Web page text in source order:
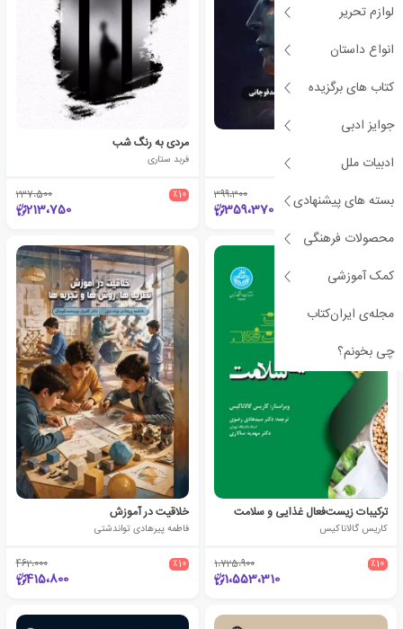
لوازم تحریر
انواع داستان
کتاب های برگزیده
جوایز ادبی
ادبیات ملل
بسته های پیشنهادی
محصولات فرهنگی
کمک آموزشی
مجله‌ی ایران‌کتاب
چی بخونم؟
سمیه ویسی (1362)
٪10 399،300
359،370
مردی به رنگ شب
فربد ستاری
٪10 237،500
213،750
ترکیبات زیست‌فعال غذایی و سلامت
کاریس گالاناکیس
٪10 1،725،900
1،553،310
خلاقیت در آموزش
فاطمه پیرهادی تواندشتی
٪10 462،000
415،800